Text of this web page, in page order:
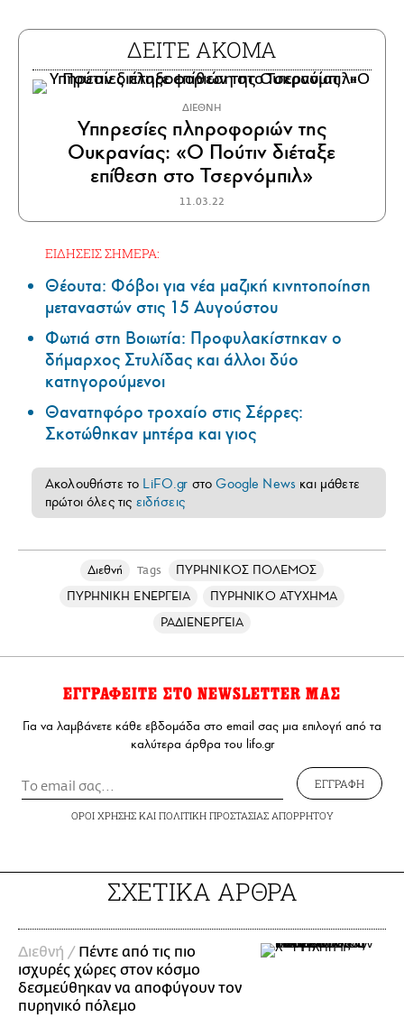
ΔΕΙΤΕ ΑΚΟΜΑ
ΔΙΕΘΝΗ
Υπηρεσίες πληροφοριών της
Ουκρανίας: «Ο Πούτιν διέταξε
επίθεση στο Τσερνόμπιλ»
11.03.22
ΕΙΔΗΣΕΙΣ ΣΗΜΕΡΑ:
Θέουτα: Φόβοι για νέα μαζική κινητοποίηση
μεταναστών στις 15 Αυγούστου
Φωτιά στη Βοιωτία: Προφυλακίστηκαν ο
δήμαρχος Στυλίδας και άλλοι δύο
κατηγορούμενοι
Θανατηφόρο τροχαίο στις Σέρρες:
Σκοτώθηκαν μητέρα και γιος
Ακολουθήστε το LiFO.gr στοGoogle News και μάθετε
πρώτοι όλες τις ειδήσεις
Διεθνή Tags
ΠΥΡΗΝΙΚΟΣ ΠΟΛΕΜΟΣ
ΠΥΡΗΝΙΚΗ ΕΝΕΡΓΕΙΑ
ΠΥΡΗΝΙΚΟ ΑΤΥΧΗΜΑ
ΡΑΔΙΕΝΕΡΓΕΙΑ
ΕΓΓΡΑΦΕΙΤΕ ΣΤΟ NEWSLETTER ΜΑΣ
Για να λαμβάνετε κάθε εβδομάδα στο email σας μια επιλογή από τα
καλύτερα άρθρα του lifo.gr
ΕΓΓΡΑΦΗ
ΟΡΟΙ ΧΡΗΣΗΣΚΑΙ ΠΟΛΙΤΙΚΗ ΠΡΟΣΤΑΣΙΑΣ ΑΠΟΡΡΗΤΟΥ
ΣΧΕΤΙΚΑ ΑΡΘΡΑ
Διεθνή / Πέντε από τις πιο
ισχυρές χώρες στον κόσμο
δεσμεύθηκαν να αποφύγουν τον
πυρηνικό πόλεμο